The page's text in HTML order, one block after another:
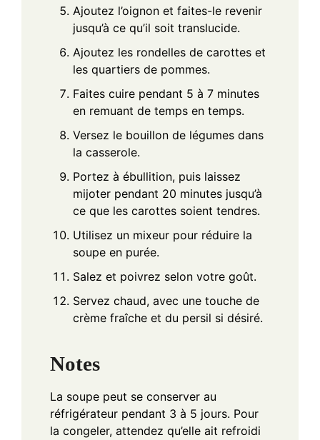
Ajoutez l’oignon et faites-le revenir
jusqu’à ce qu’il soit translucide.
Ajoutez les rondelles de carottes et
les quartiers de pommes.
Faites cuire pendant 5 à 7 minutes
en remuant de temps en temps.
Versez le bouillon de légumes dans
la casserole.
Portez à ébullition, puis laissez
mijoter pendant 20 minutes jusqu’à
ce que les carottes soient tendres.
Utilisez un mixeur pour réduire la
soupe en purée.
Salez et poivrez selon votre goût.
Servez chaud, avec une touche de
crème fraîche et du persil si désiré.
Notes
La soupe peut se conserver au
réfrigérateur pendant 3 à 5 jours. Pour
la congeler, attendez qu’elle ait refroidi